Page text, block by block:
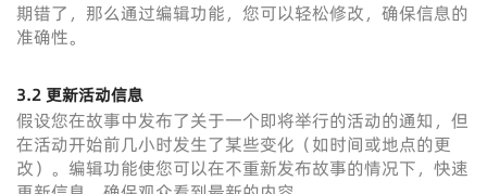
期错了，那么通过编辑功能，您可以轻松修改，确保信息的
准确性。
3.2 更新活动信息
假设您在故事中发布了关于一个即将举行的活动的通知，但
在活动开始前几小时发生了某些变化（如时间或地点的更
改）。编辑功能使您可以在不重新发布故事的情况下，快速